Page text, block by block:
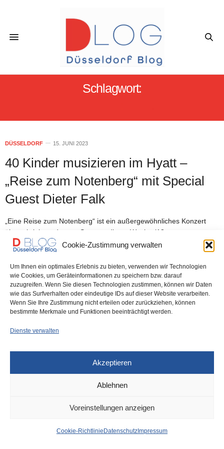
Cookie-Zustimmung verwalten
Um Ihnen ein optimales Erlebnis zu bieten, verwenden wir Technologien
wie Cookies, um Geräteinformationen zu speichern bzw. darauf
zuzugreifen. Wenn Sie diesen Technologien zustimmen, können wir Daten
wie das Surfverhalten oder eindeutige IDs auf dieser Website verarbeiten.
Wenn Sie Ihre Zustimmung nicht erteilen oder zurückziehen, können
bestimmte Merkmale und Funktionen beeinträchtigt werden.
Dienste verwalten
Akzeptieren
Ablehnen
Voreinstellungen anzeigen
Cookie-Richtlinie Datenschutz Impressum
Schlagwort:
DÜSSELDORF 15. JUNI 2023
40 Kinder musizieren im Hyatt –
„Reise zum Notenberg“ mit Special
Guest Dieter Falk
„Eine Reise zum Notenberg“ ist ein außergewöhnliches Konzert
überschrieben, das am Sonntag dieser Woche (18.…
IMPRESSUM DATENSCHUTZ COOKIE-RICHTLINIE (EU)